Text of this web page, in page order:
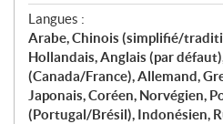
Langues :
Arabe, Chinois (simplifié/
Hollandais, Anglais (par
(Canada/France), Allemand,
Japonais, Coréen, Norvégien,
(Portugal/Brésil), Indonésien,